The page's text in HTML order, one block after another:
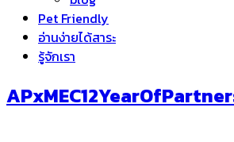
Pet Friendly
อ่านง่ายได้สาระ
รู้จักเรา